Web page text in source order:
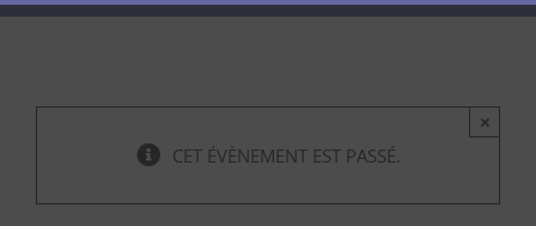
CET ÉVÈNEMENT EST PASSÉ.
×